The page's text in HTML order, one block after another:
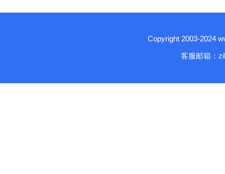
Copyright 2003-2024
客服邮箱：